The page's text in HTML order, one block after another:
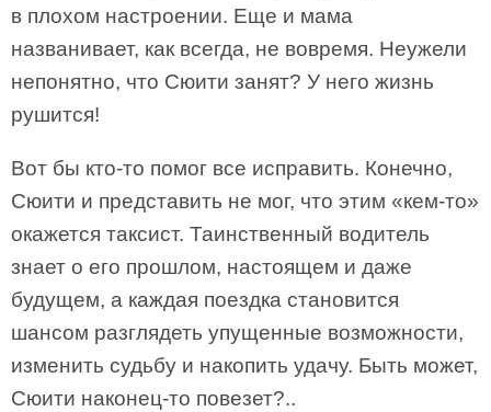
в плохом настроении. Еще и мама
названивает, как всегда, не вовремя. Неужели
непонятно, что Сюити занят? У него жизнь
рушится!
Вот бы кто-то помог все исправить. Конечно,
Сюити и представить не мог, что этим «кем-то»
окажется таксист. Таинственный водитель
знает о его прошлом, настоящем и даже
будущем, а каждая поездка становится
шансом разглядеть упущенные возможности,
изменить судьбу и накопить удачу. Быть может,
Сюити наконец-то повезет?..